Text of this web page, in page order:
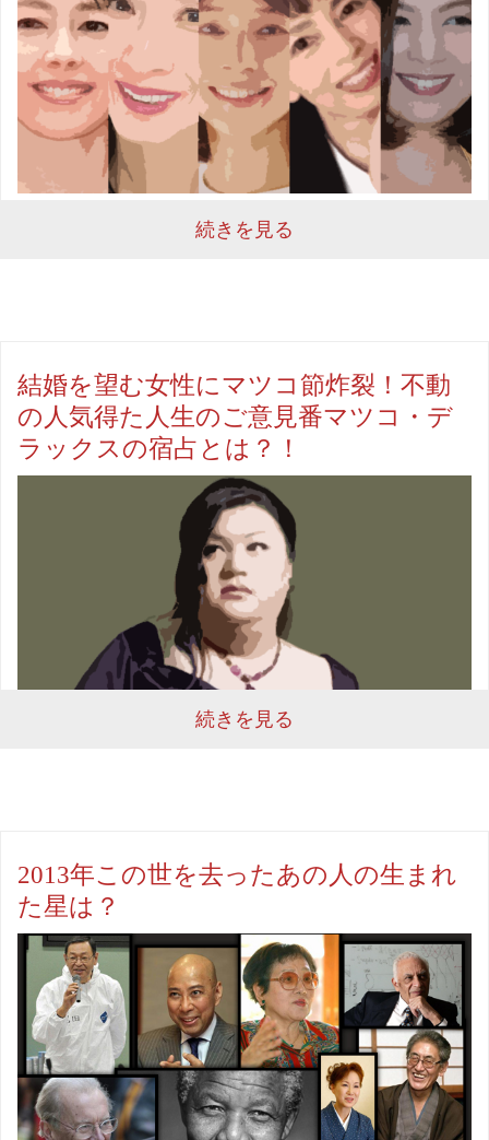
続きを見る
結婚を望む女性にマツコ節炸裂！不動
の人気得た人生のご意見番マツコ・デ
ラックスの宿占とは？！
続きを見る
2013年この世を去ったあの人の生まれ
た星は？